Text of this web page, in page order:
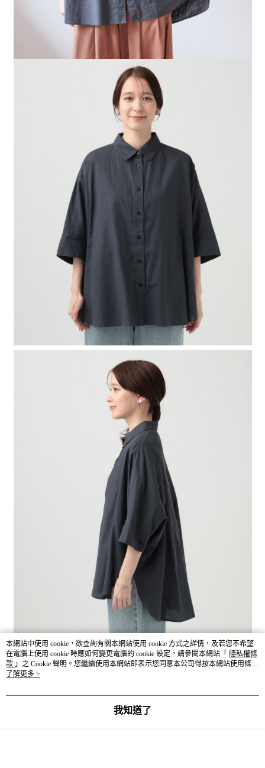
本網站中使用 cookie，欲查詢有關本網站使用 cookie 方式之詳情，及若您不希望
在電腦上使用 cookie 時應如何變更電腦的 cookie 設定，請參閱本網站「 隱私權條
款 」之 Cookie 聲明。您繼續使用本網站即表示您同意本公司得按本網站使用條款
之 Cookie 聲明使用 cookie。
了解更多 >
我知道了